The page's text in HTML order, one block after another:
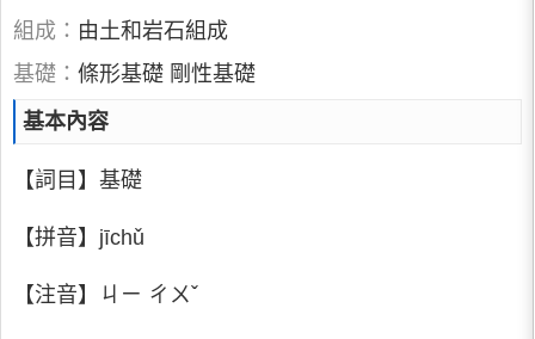
組成： 由土和岩石組成
基礎： 條形基礎 剛性基礎
基本內容
【詞目】基礎
【拼音】jīchǔ
【注音】ㄐㄧ ㄔㄨˇ